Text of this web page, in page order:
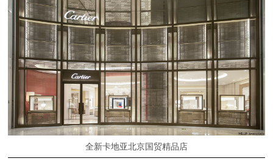
全新卡地亚北京国贸精品店